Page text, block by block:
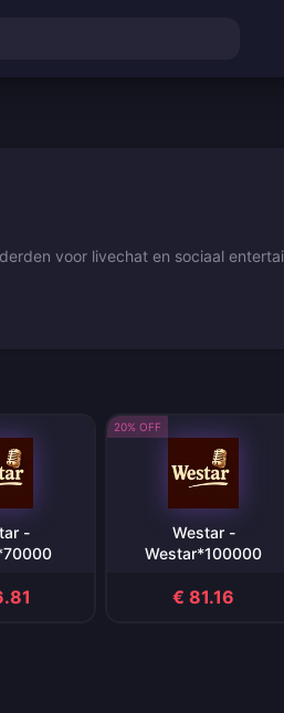
voor livechat en sociaal
-
20% OFF
Westar -
Westar*100000
€ 81.16